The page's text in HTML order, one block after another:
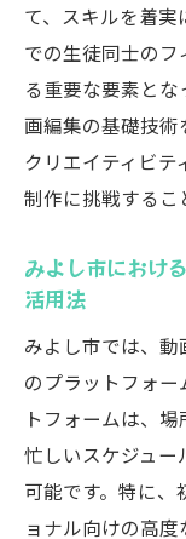
動画編
みよし
ト
独学で
動画編集ス
地域の
地元の
最新の
みよし
て、スキルを着
での生徒同士の
る重要な要素と
画編集の基礎技術
クリエイティビ
制作に挑戦するこ
みよし市におけ
活用法
みよし市では、
のプラットフォー
トフォームは、
忙しいスケジュ
可能です。特に、
ョナル向けの高